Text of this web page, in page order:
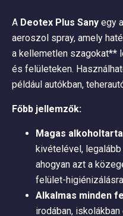
A Deotex Plus Sany egy
aeroszol spray, amely
a kellemetlen szagokat**
és felületeken.
például autókban,
Főbb jellemzők:
Magas
kivételével,
ahogyan azt a
felület-
Alkalmas minden
irodában,